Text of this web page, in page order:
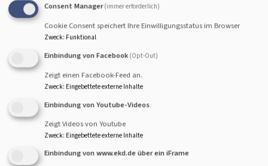
Bogenschützen (Westseite
des Berges) um 16 Uhr und wandern zum Montekreuz.
Mit Fackeln besteigen wir den Berg - diese sind vor Ort
erhältlich und werden zusammen mit kleinen
Weihnachtsgeschenken von den Konfis verkauft. Oben am
Adventsgottesdienst am beleuchteten riesigen
Christbaum. Der Kirchenvorstand wartet oben mit
Glühwein und Punsch, so dass man noch gemütlich
beisammen stehen kann. Advent einfach einmal anders.
Consent Manager (immer erforderlich)
Cookie Consent speichert Ihre Einwilligungsstatus im Browser
Zweck: Funktional
Einbindung von Facebook (Opt-Out)
Zeigt einen Facebook-Feed an.
Zweck: Eingebettete externe Inhalte
Einbindung von Youtube-Videos
Zeigt Videos von Youtube
Zweck: Eingebettete externe Inhalte
Einbindung von www.ekd.de über ein iFrame